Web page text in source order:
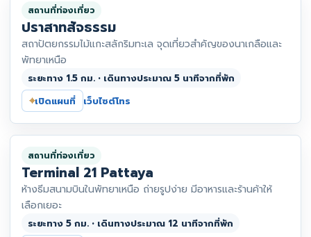
สถานที่ท่องเที่ยว
ปราสาทสัจธรรม
สถาปัตยกรรมไม้แกะสลักริมทะเล จุดเที่ยวสำคัญของนาเกลือและ
พัทยาเหนือ
ระยะทาง 1.5 กม. • เดินทางประมาณ 5 นาทีจากที่พัก
⌖เปิดแผนที่ เว็บไซต์โทร
สถานที่ท่องเที่ยว
Terminal 21 Pattaya
ห้างธีมสนามบินในพัทยาเหนือ ถ่ายรูปง่าย มีอาหารและร้านค้าให้
เลือกเยอะ
ระยะทาง 5 กม. • เดินทางประมาณ 12 นาทีจากที่พัก